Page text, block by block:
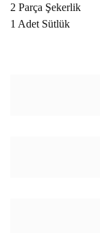
2 Parça Şekerlik
1 Adet Sütlük